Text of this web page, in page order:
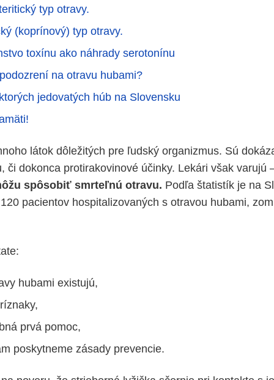
typ otravy.
(koprínový) typ otravy.
toxínu ako náhrady serotonínu
na otravu hubami?
jedovatých húb na Slovensku
látok dôležitých pre ľudský organizmus. Sú
či dokonca protirakovinové účinky. Lekári však varujú
spôsobiť smrteľnú otravu. Podľa štatistík je na
pacientov hospitalizovaných s otravou hubami,
hubami existujú,
prvá pomoc,
poskytneme zásady prevencie.